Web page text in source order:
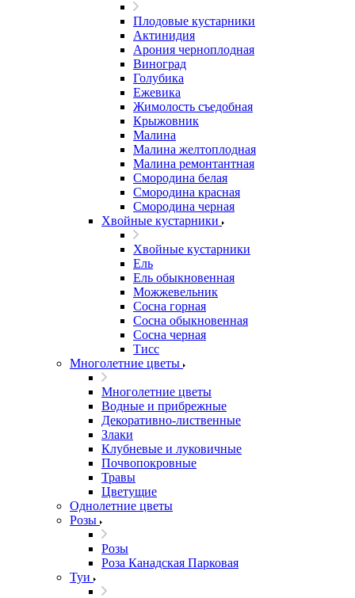
Плодовые кустарники
Актинидия
Арония черноплодная
Виноград
Голубика
Ежевика
Жимолость съедобная
Крыжовник
Малина
Малина желтоплодная
Малина ремонтантная
Смородина белая
Смородина красная
Смородина черная
Хвойные кустарники
Хвойные кустарники
Ель
Ель обыкновенная
Можжевельник
Сосна горная
Сосна обыкновенная
Сосна черная
Тисс
Многолетние цветы
Многолетние цветы
Водные и прибрежные
Декоративно-лиственные
Злаки
Клубневые и луковичные
Почвопокровные
Травы
Цветущие
Однолетние цветы
Розы
Розы
Роза Канадская Парковая
Туи